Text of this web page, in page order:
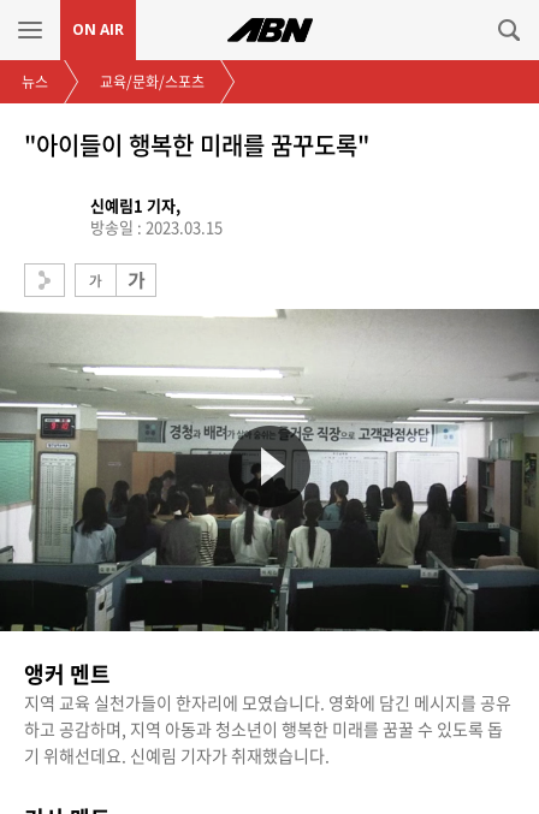
ON AIR
뉴스 교육/문화/스포츠
"아이들이 행복한 미래를 꿈꾸도록"
신예림1 기자,
방송일 : 2023.03.15
앵커 멘트
지역 교육 실천가들이 한자리에 모였습니다. 영화에 담긴 메시지를 공유
하고 공감하며, 지역 아동과 청소년이 행복한 미래를 꿈꿀 수 있도록 돕
기 위해선데요. 신예림 기자가 취재했습니다.